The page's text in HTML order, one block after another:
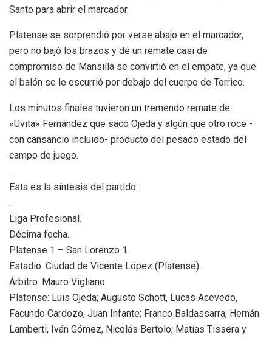
Santo para abrir el marcador.
Platense se sorprendió por verse abajo en el marcador,
pero no bajó los brazos y de un remate casi de
compromiso de Mansilla se convirtió en el empate, ya que
el balón se le escurrió por debajo del cuerpo de Torrico.
Los minutos finales tuvieron un tremendo remate de
«Uvita» Fernández que sacó Ojeda y algún que otro roce -
con cansancio incluido- producto del pesado estado del
campo de juego.
.
Esta es la síntesis del partido:
.
Liga Profesional.
Décima fecha.
Platense 1 – San Lorenzo 1.
Estadio: Ciudad de Vicente López (Platense).
Árbitro: Mauro Vigliano.
Platense: Luis Ojeda; Augusto Schott, Lucas Acevedo,
Facundo Cardozo, Juan Infante; Franco Baldassarra, Hernán
Lamberti, Iván Gómez, Nicolás Bertolo; Matías Tissera y